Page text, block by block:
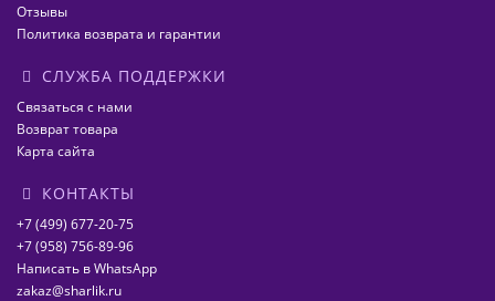
Отзывы
Политика возврата и гарантии
СЛУЖБА ПОДДЕРЖКИ
Связаться с нами
Возврат товара
Карта сайта
КОНТАКТЫ
+7 (499) 677-20-75
+7 (958) 756-89-96
Написать в WhatsApp
zakaz@sharlik.ru